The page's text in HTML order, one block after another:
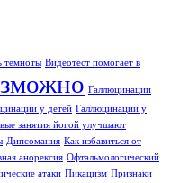
темноты Видеотест помогает в
Галлюцинации
у детей Галлюцинации у
занятия йогой улучшают
Дипсомания Как избавиться от
анорексия Офтальмологический
атаки Пикацизм Признаки